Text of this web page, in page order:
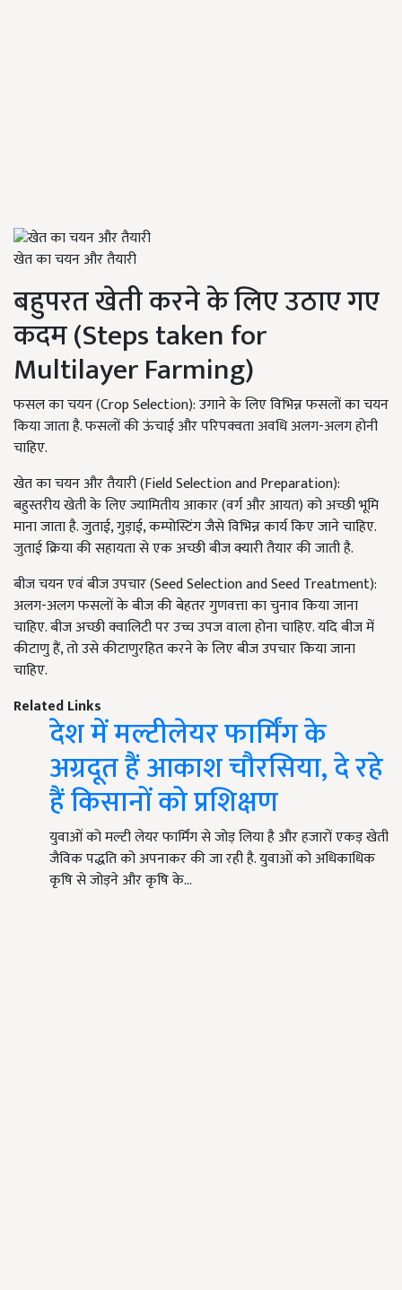
खेत का चयन और तैयारी
बहुपरत खेती करने के लिए उठाए गए
कदम (Steps taken for
Multilayer Farming)
फसल का चयन (Crop Selection): उगाने के लिए विभिन्न फसलों का चयन
किया जाता है. फसलों की ऊंचाई और परिपक्वता अवधि अलग-अलग होनी
चाहिए.
खेत का चयन और तैयारी (Field Selection and Preparation):
बहुस्तरीय खेती के लिए ज्यामितीय आकार (वर्ग और आयत) को अच्छी भूमि
माना जाता है. जुताई, गुड़ाई, कम्पोस्टिंग जैसे विभिन्न कार्य किए जाने चाहिए.
जुताई क्रिया की सहायता से एक अच्छी बीज क्यारी तैयार की जाती है.
बीज चयन एवं बीज उपचार (Seed Selection and Seed Treatment):
अलग-अलग फसलों के बीज की बेहतर गुणवत्ता का चुनाव किया जाना
चाहिए. बीज अच्छी क्वालिटी पर उच्च उपज वाला होना चाहिए. यदि बीज में
कीटाणु हैं, तो उसे कीटाणुरहित करने के लिए बीज उपचार किया जाना
चाहिए.
Related Links
देश में मल्टीलेयर फार्मिंग के
अग्रदूत हैं आकाश चौरसिया, दे रहे
हैं किसानों को प्रशिक्षण
युवाओं को मल्टी लेयर फार्मिंग से जोड़ लिया है और हजारों एकड़ खेती
जैविक पद्धति को अपनाकर की जा रही है. युवाओं को अधिकाधिक
कृषि से जोड़ने और कृषि के…